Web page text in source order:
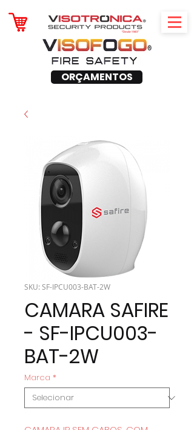
ORÇAMENTOS
SKU: SF-IPCU003-BAT-2W
CAMARA SAFIRE
- SF-IPCU003-
BAT-2W
Marca *